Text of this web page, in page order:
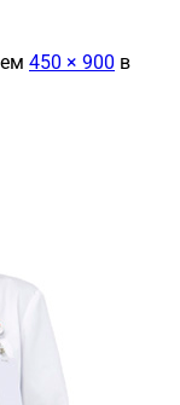
450 × 900 в